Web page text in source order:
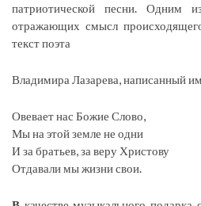
патриотической песни. Одним
отражающих смысл
текст поэта
Владимира Лазарева, написанный
Овевает нас Божие Слово,
Мы на этой земле не одни
И за братьев, за веру Христову
Отдавали мы жизни свои.